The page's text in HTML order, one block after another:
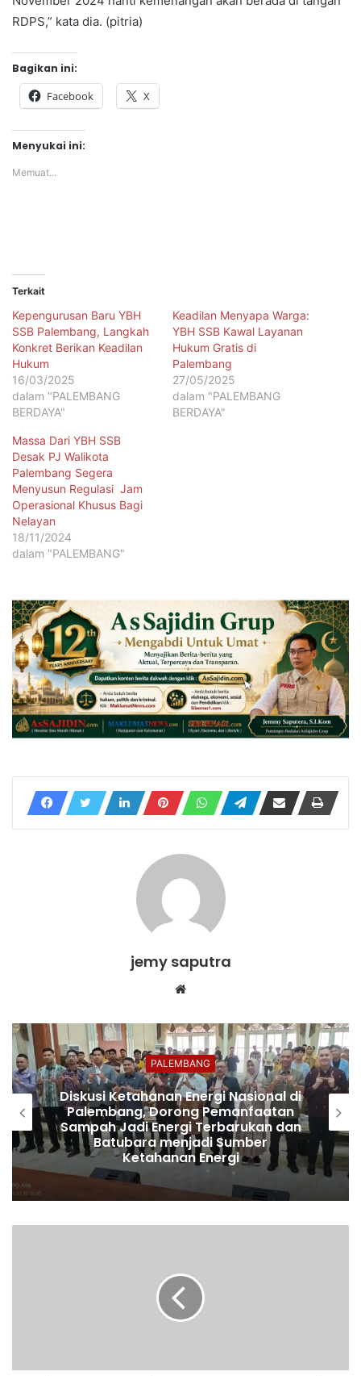
RDPS,” kata dia. (pitria)
Bagikan ini:
Facebook X
Menyukai ini:
Memuat...
Terkait
Kepengurusan Baru YBH
SSB Palembang, Langkah
Konkret Berikan Keadilan
Hukum
16/03/2025
dalam "PALEMBANG
BERDAYA"
Keadilan Menyapa Warga:
YBH SSB Kawal Layanan
Hukum Gratis di
Palembang
27/05/2025
dalam "PALEMBANG
BERDAYA"
Massa Dari YBH SSB
Desak PJ Walikota
Palembang Segera
Menyusun Regulasi Jam
Operasional Khusus Bagi
Nelayan
18/11/2024
dalam "PALEMBANG"
jemy saputra
Website
PALEMBANG
Diskusi Ketahanan Energi Nasional di
Palembang, Dorong Pemanfaatan
Sampah Jadi Energi Terbarukan dan
Batubara menjadi Sumber
Ketahanan Energi